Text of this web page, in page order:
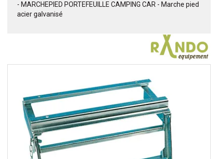
- MARCHEPIED PORTEFEUILLE CAMPING CAR - Marche pied
acier galvanisé